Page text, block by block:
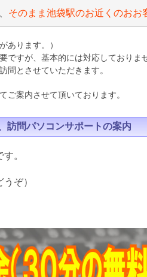
そのまま池袋駅のお近くのおお
あります。）
ですが、基本的には対応しておりま
問とさせていただきます。
ご案内させて頂いております。
訪問パソコンサポートの案内
す。
ぞ）